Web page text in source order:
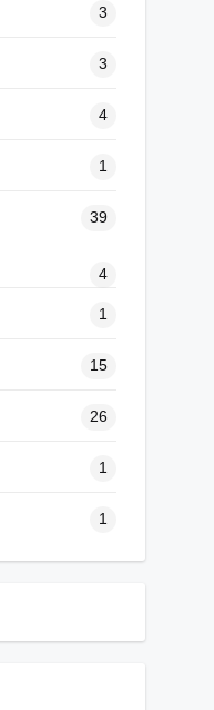
3
3
4
1
39
4
1
15
26
1
1